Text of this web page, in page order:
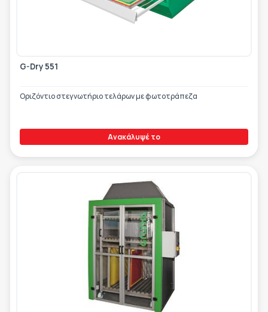
G-Dry 551
Οριζόντιο στεγνωτήριο τελάρων με φωτοτράπεζα
Ανακάλυψέ το